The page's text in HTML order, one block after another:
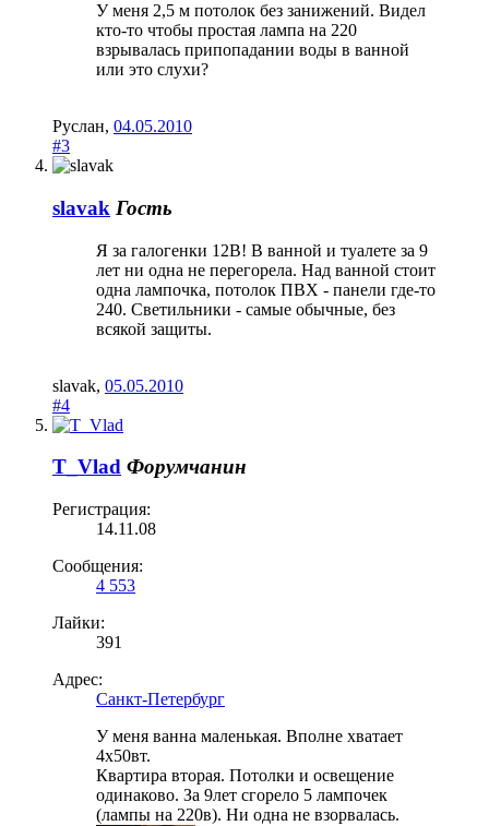
У меня 2,5 м потолок без занижений. Видел
кто-то чтобы простая лампа на 220
взрывалась припопадании воды в ванной
или это слухи?
Руслан, 04.05.2010
#3
slavak Гость
Я за галогенки 12В! В ванной и туалете за 9
лет ни одна не перегорела. Над ванной стоит
одна лампочка, потолок ПВХ - панели где-то
240. Светильники - самые обычные, без
всякой защиты.
slavak, 05.05.2010
#4
T_Vlad Форумчанин
Регистрация:
14.11.08
Сообщения:
4 553
Лайки:
391
Адрес:
Санкт-Петербург
У меня ванна маленькая. Вполне хватает
4х50вт.
Квартира вторая. Потолки и освещение
одинаково. За 9лет сгорело 5 лампочек
(лампы на 220в). Ни одна не взорвалась.